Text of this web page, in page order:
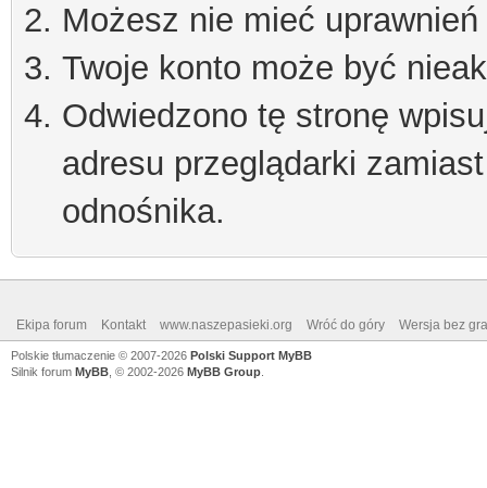
Możesz nie mieć
Twoje konto może być
Odwiedzono tę stronę
adresu przeglądarki
odnośnika.
Ekipa forum Kontakt www.naszepasieki.org Wróć do góry Wersja bez
Polskie tłumaczenie © 2007-2026 Polski Support MyBB
Silnik forum MyBB , © 2002-2026 MyBB Group